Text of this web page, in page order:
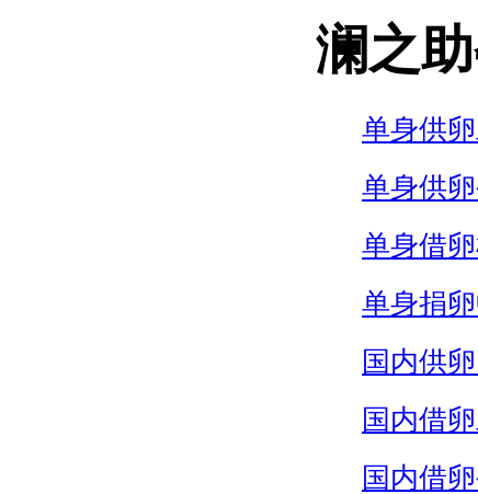
澜之
单身供
单身供卵
单身借
单身捐
国内供
国内借
国内借